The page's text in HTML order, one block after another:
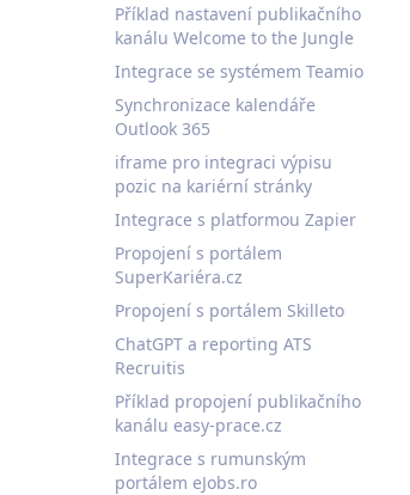
Příklad nastavení publikačního
kanálu Welcome to the Jungle
Integrace se systémem Teamio
Synchronizace kalendáře
Outlook 365
iframe pro integraci výpisu
pozic na kariérní stránky
Integrace s platformou Zapier
Propojení s portálem
SuperKariéra.cz
Propojení s portálem Skilleto
ChatGPT a reporting ATS
Recruitis
Příklad propojení publikačního
kanálu easy-prace.cz
Integrace s rumunským
portálem eJobs.ro